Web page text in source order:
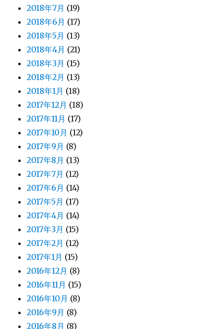
2018年7月 (19)
2018年6月 (17)
2018年5月 (13)
2018年4月 (21)
2018年3月 (15)
2018年2月 (13)
2018年1月 (18)
2017年12月 (18)
2017年11月 (17)
2017年10月 (12)
2017年9月 (8)
2017年8月 (13)
2017年7月 (12)
2017年6月 (14)
2017年5月 (17)
2017年4月 (14)
2017年3月 (15)
2017年2月 (12)
2017年1月 (15)
2016年12月 (8)
2016年11月 (15)
2016年10月 (8)
2016年9月 (8)
2016年8月 (8)